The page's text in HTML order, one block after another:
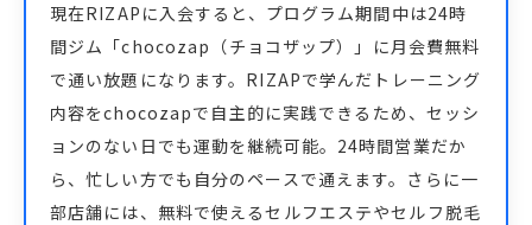
現在RIZAPに入会すると、プログラム期間中は24時
間ジム「chocozap（チョコザップ）」に月会費無料
で通い放題になります。RIZAPで学んだトレーニング
内容をchocozapで自主的に実践できるため、セッシ
ョンのない日でも運動を継続可能。24時間営業だか
ら、忙しい方でも自分のペースで通えます。さらに一
部店舗には、無料で使えるセルフエステやセルフ脱毛